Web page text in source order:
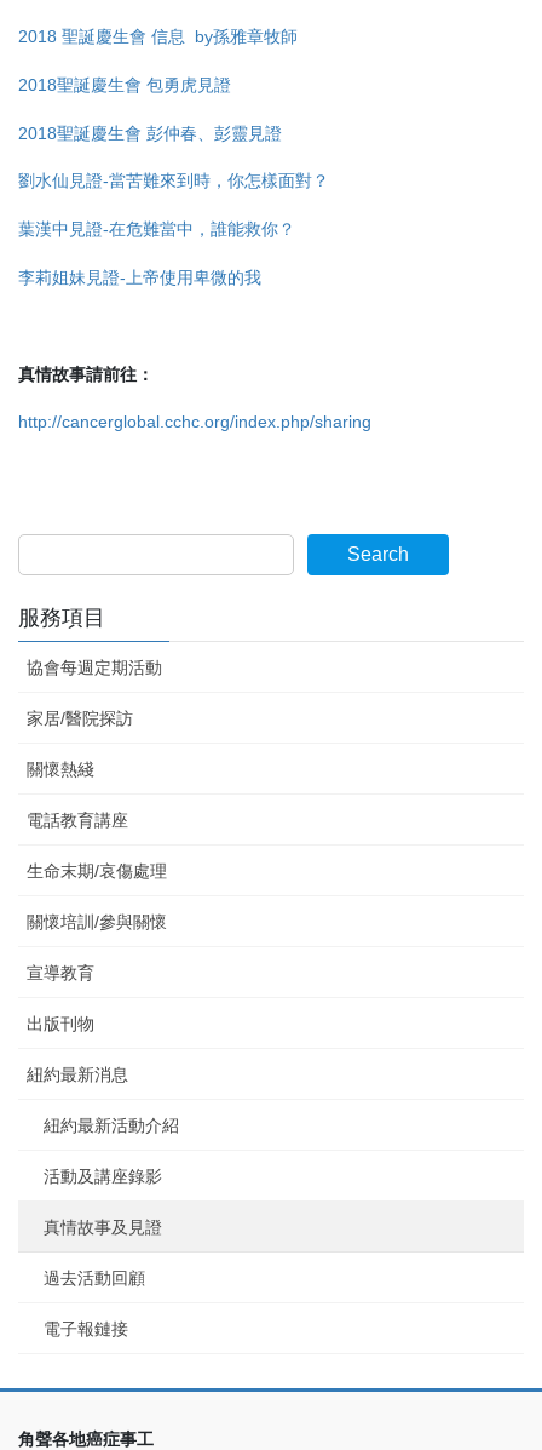
2018 聖誕慶生會 信息 by孫雅章牧師
2018聖誕慶生會 包勇虎見證
2018聖誕慶生會 彭仲春、彭靈見證
劉水仙見證-當苦難來到時，你怎樣面對？
葉漢中見證-在危難當中，誰能救你？
李莉姐妹見證-上帝使用卑微的我
真情故事請前往：
http://cancerglobal.cchc.org/index.php/sharing
Search
服務項目
協會每週定期活動
家居/醫院探訪
關懷熱綫
電話教育講座
生命末期/哀傷處理
關懷培訓/參與關懷
宣導教育
出版刊物
紐約最新消息
紐約最新活動介紹
活動及講座錄影
真情故事及見證
過去活動回顧
電子報鏈接
角聲各地癌症事工